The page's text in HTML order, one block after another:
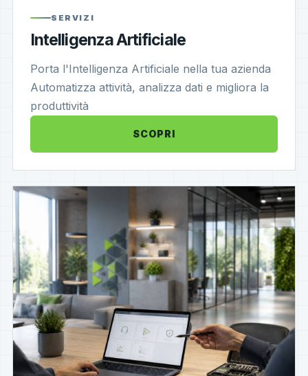
SERVIZI
Intelligenza Artificiale
Porta l'Intelligenza Artificiale nella tua azienda
Automatizza attività, analizza dati e migliora la
produttività
SCOPRI